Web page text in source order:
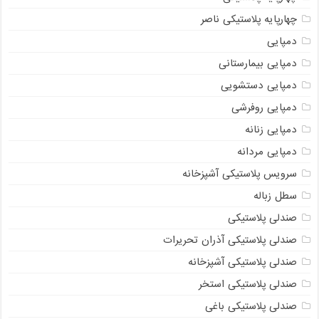
چهارپایه پلاستیکی ناصر
دمپایی
دمپایی بیمارستانی
دمپایی دستشویی
دمپایی روفرشی
دمپایی زنانه
دمپایی مردانه
سرویس پلاستیکی آشپزخانه
سطل زباله
صندلی پلاستیکی
صندلی پلاستیکی آذران تحریرات
صندلی پلاستیکی آشپزخانه
صندلی پلاستیکی استخر
صندلی پلاستیکی باغی